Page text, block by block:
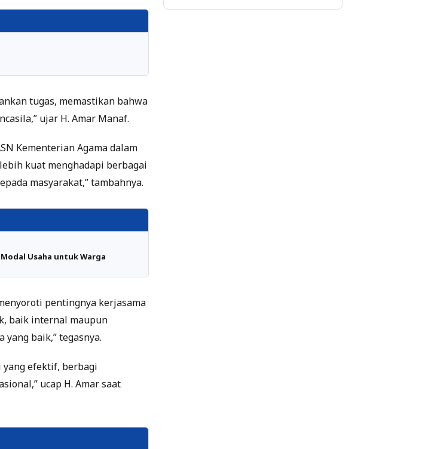
tugas, memastikan bahwa
ujar H. Amar Manaf.
Kementerian Agama dalam
kuat menghadapi berbagai
masyarakat,” tambahnya.
Usaha untuk Warga
pentingnya kerjasama
baik internal maupun
baik,” tegasnya.
yang efektif, berbagi
ucap H. Amar saat